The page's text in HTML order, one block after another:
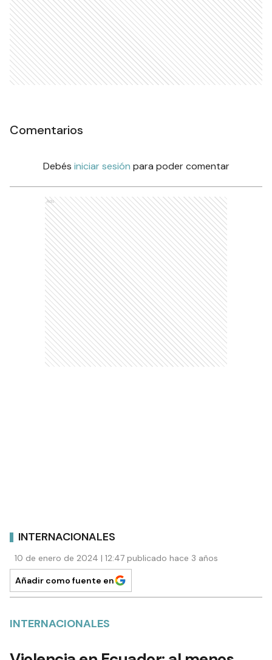
Comentarios
Debés iniciar sesión para poder comentar
Ads
INTERNACIONALES
10 de enero de 2024 | 12:47 publicado hace 3 años
Añadir como fuente en
INTERNACIONALES